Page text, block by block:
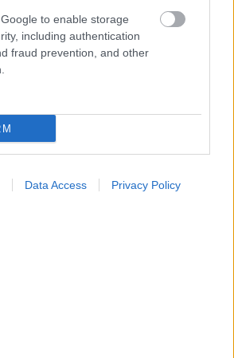
to enable storage
including authentication
fraud prevention, and other
Data Access Privacy Policy